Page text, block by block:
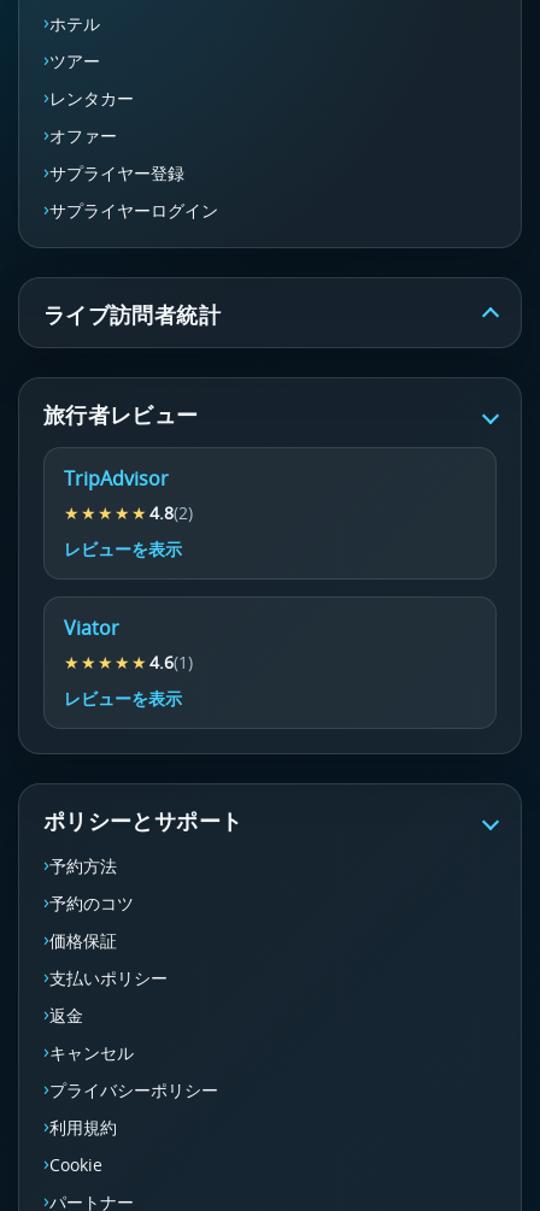
ホテル
ツアー
レンタカー
オファー
サプライヤー登録
サプライヤーログイン
ライブ訪問者統計
旅行者レビュー
TripAdvisor
★★★★★4.8(2)
レビューを表示
Viator
★★★★★4.6(1)
レビューを表示
ポリシーとサポート
予約方法
予約のコツ
価格保証
支払いポリシー
返金
キャンセル
プライバシーポリシー
利用規約
Cookie
パートナー